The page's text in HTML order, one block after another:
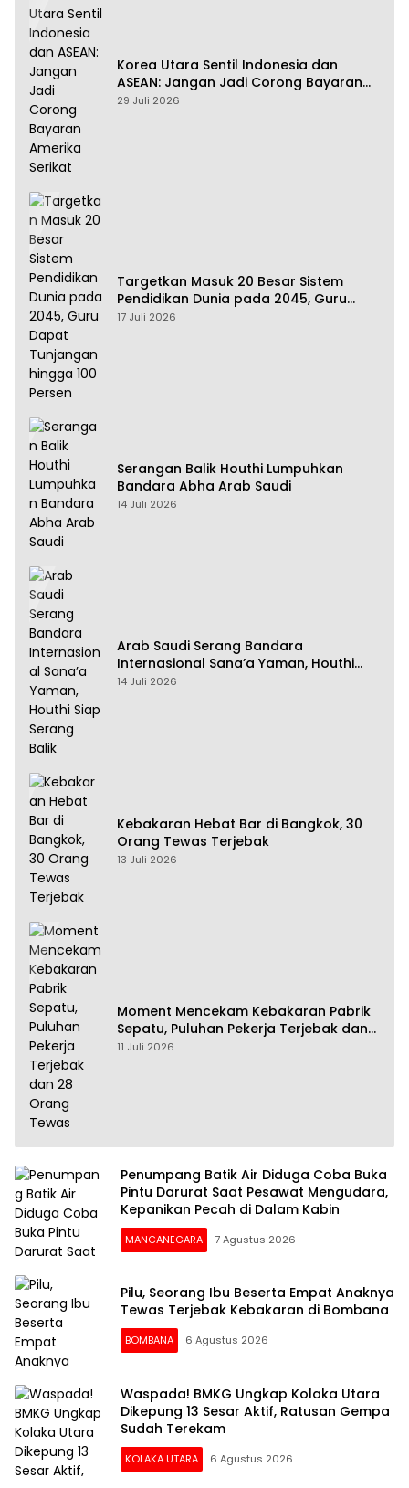
Korea Utara Sentil Indonesia dan
ASEAN: Jangan Jadi Corong Bayaran
Amerika Serikat
29 Juli 2026
Targetkan Masuk 20 Besar Sistem
Pendidikan Dunia pada 2045, Guru
Dapat Tunjangan hingga 100 Persen
17 Juli 2026
Serangan Balik Houthi Lumpuhkan
Bandara Abha Arab Saudi
14 Juli 2026
Arab Saudi Serang Bandara
Internasional Sana’a Yaman, Houthi
Siap Serang Balik
14 Juli 2026
Kebakaran Hebat Bar di Bangkok, 30
Orang Tewas Terjebak
13 Juli 2026
Moment Mencekam Kebakaran Pabrik
Sepatu, Puluhan Pekerja Terjebak dan
28 Orang Tewas
11 Juli 2026
Penumpang Batik Air Diduga Coba Buka
Pintu Darurat Saat Pesawat Mengudara,
Kepanikan Pecah di Dalam Kabin
MANCANEGARA 7 Agustus 2026
Pilu, Seorang Ibu Beserta Empat Anaknya
Tewas Terjebak Kebakaran di Bombana
BOMBANA 6 Agustus 2026
Waspada! BMKG Ungkap Kolaka Utara
Dikepung 13 Sesar Aktif, Ratusan Gempa
Sudah Terekam
KOLAKA UTARA 6 Agustus 2026